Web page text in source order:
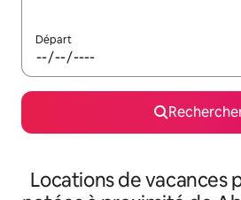
Départ
Locations de vacances